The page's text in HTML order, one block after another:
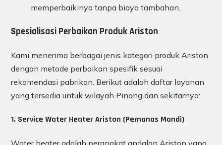
memperbaikinya tanpa biaya tambahan.
Spesialisasi Perbaikan Produk Ariston
Kami menerima berbagai jenis kategori produk Ariston
dengan metode perbaikan spesifik sesuai
rekomendasi pabrikan. Berikut adalah daftar layanan
yang tersedia untuk wilayah Pinang dan sekitarnya:
1. Service Water Heater Ariston (Pemanas Mandi)